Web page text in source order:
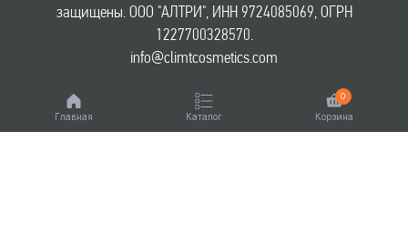
Главная Каталог Корзина
0
защищены. ООО "АЛТРИ", ИНН 9724085069, ОГРН
1227700328570.
info@climtcosmetics.com